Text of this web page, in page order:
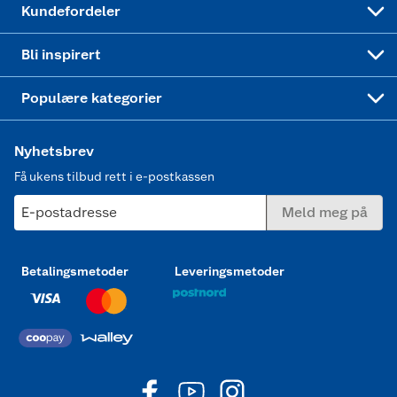
Kundefordeler
Bli inspirert
Populære kategorier
Nyhetsbrev
Få ukens tilbud rett i e-postkassen
E-postadresse Meld meg på
Betalingsmetoder Leveringsmetoder